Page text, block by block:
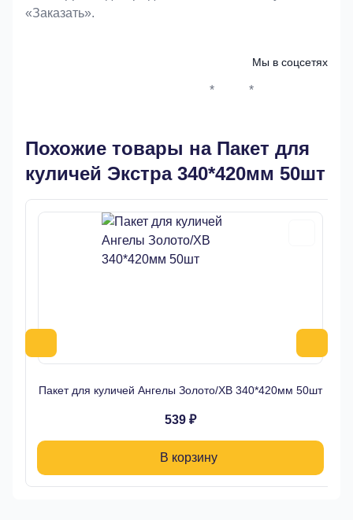
«Заказать».
Мы в соцсетях
* *
Похожие товары на Пакет для
куличей Экстра 340*420мм 50шт
Пакет для куличей Ангелы Золото/ХВ 340*420мм 50шт
539 ₽
В корзину